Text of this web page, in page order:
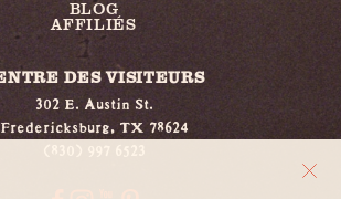
BLOG
AFFILIÉS
DES VISITEURS
302 E. Austin St.
Fredericksburg, TX 78624
(830) 997 6523